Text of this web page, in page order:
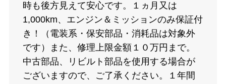
時も後方見えて安心です。１ヵ月又は
1,000km、エンジン＆ミッションのみ保証付
き！（電装系・保安部品・消耗品は対象外
です）また、修理上限金額１０万円まで。
中古部品、リビルト部品を使用する場合が
ございますので、ご了承ください。１年間